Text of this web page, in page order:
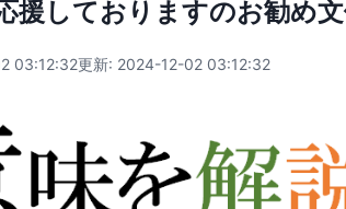
援しておりますのお勧め
03:12:32更新: 2024-12-02 03:12:32